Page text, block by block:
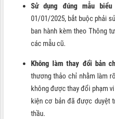
Sử dụng đúng mẫu
01/01/2025, bắt buộc phải
ban hành kèm theo Thông
các mẫu cũ.
Không làm thay đổi bản
thương thảo chỉ nhằm làm
không được thay đổi phạm
kiện cơ bản đã được duyệt
thầu.